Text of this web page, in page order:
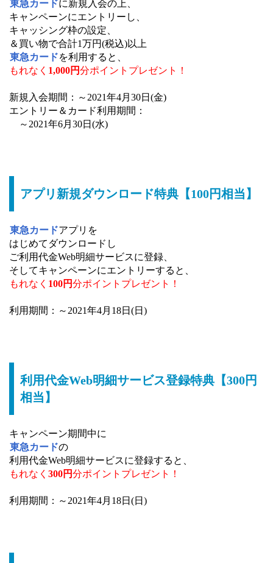
東急カードに新規入会の上、
キャンペーンにエントリーし、
キャッシング枠の設定、
＆買い物で合計1万円(税込)以上
東急カードを利用すると、
もれなく 1,000円分ポイントプレゼント！
新規入会期間：～2021年4月30日(金)
エントリー＆カード利用期間：
～2021年6月30日(水)
アプリ新規ダウンロード特典【100円相当】
東急カードアプリを
はじめてダウンロードし
ご利用代金Web明細サービスに登録、
そしてキャンペーンにエントリーすると、
もれなく 100円分ポイントプレゼント！
利用期間：～2021年4月18日(日)
利用代金Web明細サービス登録特典【300円
相当】
キャンペーン期間中に
東急カードの
利用代金Web明細サービスに登録すると、
もれなく 300円分ポイントプレゼント！
利用期間：～2021年4月18日(日)